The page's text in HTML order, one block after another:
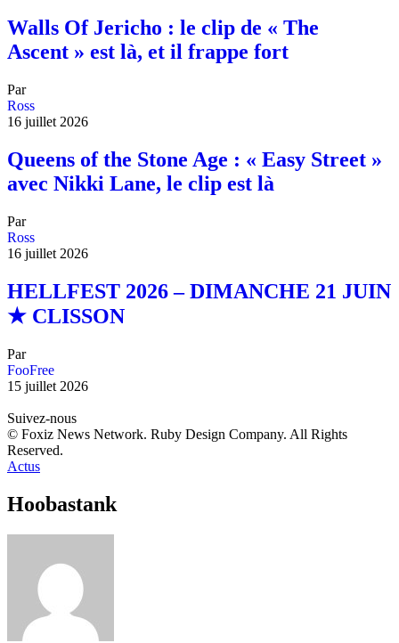
Walls Of Jericho : le clip de « The
Ascent » est là, et il frappe fort
Par
Ross
16 juillet 2026
Queens of the Stone Age : « Easy Street »
avec Nikki Lane, le clip est là
Par
Ross
16 juillet 2026
HELLFEST 2026 – DIMANCHE 21 JUIN
★ CLISSON
Par
FooFree
15 juillet 2026
Suivez-nous
© Foxiz News Network. Ruby Design Company. All Rights
Reserved.
Actus
Hoobastank